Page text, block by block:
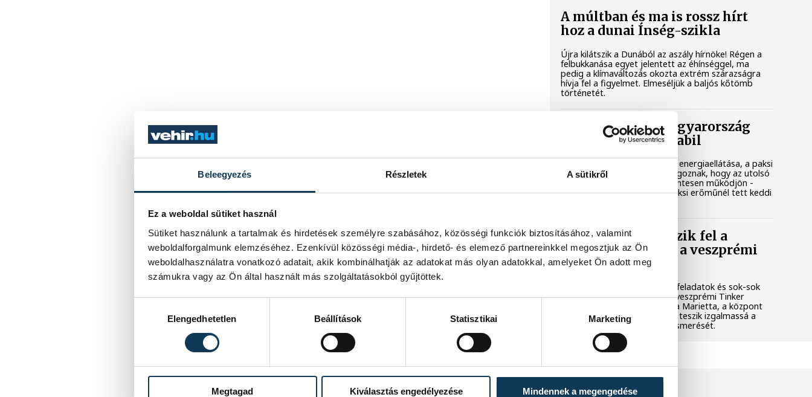
Beleegyezés Részletek A sütikről
Ez a weboldal sütiket használ
Sütiket használunk a tartalmak és hirdetések személyre szabásához, közösségi funkciók biztosításához, valamint
weboldalforgalmunk elemzéséhez. Ezenkívül közösségi média-, hirdető- és elemező partnereinkkel megosztjuk az Ön
weboldalhasználatra vonatkozó adatait, akik kombinálhatják az adatokat más olyan adatokkal, amelyeket Ön adott meg
számukra vagy az Ön által használt más szolgáltatásokból gyűjtöttek.
Elengedhetetlen
Beállítások Statisztikai Marketing
Megtagad Kiválasztás engedélyezése Mindennek a megengedése
A múltban és ma is rossz hírt
hoz a dunai Ínség-szikla
Újra kilátszik a Dunából az aszály hírnöke! Régen a
felbukkanása egyet jelentett az éhínséggel, ma
pedig a klímaváltozás okozta extrém szárazságra
hívja fel a figyelmet. Elmeséljük a baljós kőtömb
történetét.
Magyar Péter: Magyarország
energiaellátása stabil
Jelenleg stabil Magyarország energiaellátása, a paksi
erőmű munkatársai azon dolgoznak, hogy az utolsó
még termelő turbina hibamentesen működjön -
közölte a miniszterelnök a paksi erőműnél tett keddi
Játék közben fedezik fel a
tudomány világát a veszprémi
gyerekek
Látványos kísérletek, kreatív feladatok és sok-sok
élmény várja a gyerekeket a veszprémi Tinker
Labsben. Videónkban Balassa Marietta, a központ
vezetője mutatja be, hogyan teszik izgalmassá a
természettudományok megismerését.